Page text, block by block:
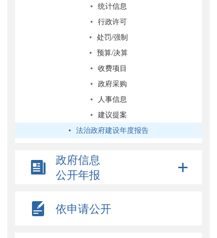
统计信息
行政许可
处罚/强制
预算/决算
收费项目
政府采购
人事信息
建议提案
法治政府建设年度报告
政府信息
公开年报
依申请公开